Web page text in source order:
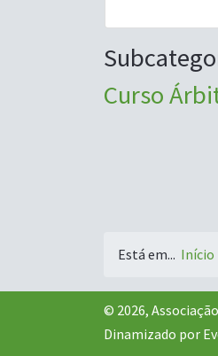
Curso
Está em... Início
© 2026,
Dinamizado por